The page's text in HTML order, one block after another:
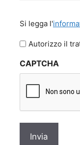
legga
l'informativa
privacy
Si legga l'
Autorizzo il
CAPTCHA